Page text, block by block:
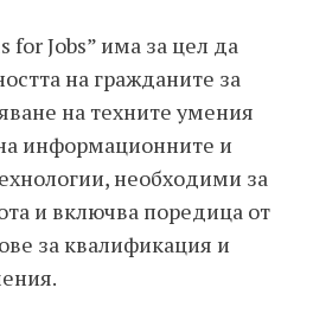
Jobs” има за цел да
на гражданите за
на техните умения
информационните и
необходими за
и включва поредица от
за квалификация и